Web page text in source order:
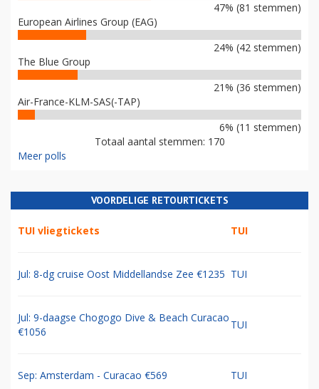
47% (81 stemmen)
European Airlines Group (EAG)
24% (42 stemmen)
The Blue Group
21% (36 stemmen)
Air-France-KLM-SAS(-TAP)
6% (11 stemmen)
Totaal aantal stemmen: 170
Meer polls
VOORDELIGE RETOURTICKETS
TUI vliegtickets TUI
Jul: 8-dg cruise Oost Middellandse Zee €1235 TUI
Jul: 9-daagse Chogogo Dive & Beach Curacao
€1056
TUI
Sep: Amsterdam - Curacao €569 TUI